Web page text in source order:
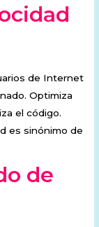
de Internet
Optimiza
el código.
es sinónimo de
de